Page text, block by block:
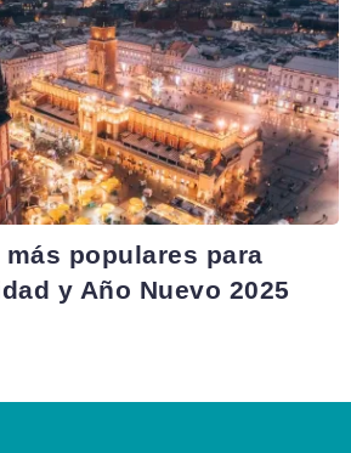
populares para
y Año Nuevo 2025